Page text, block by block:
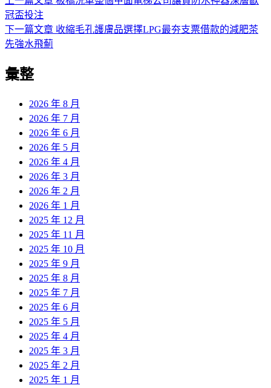
文
章
導
覽
篇
冠盃投注
下一篇文章 下
收縮毛孔護膚品選擇LPG最夯支票借款的減肥茶
先強水飛薊
彙整
2026 年 8 月
2026 年 7 月
2026 年 6 月
2026 年 5 月
2026 年 4 月
2026 年 3 月
2026 年 2 月
2026 年 1 月
2025 年 12 月
2025 年 11 月
2025 年 10 月
2025 年 9 月
2025 年 8 月
2025 年 7 月
2025 年 6 月
2025 年 5 月
2025 年 4 月
2025 年 3 月
2025 年 2 月
2025 年 1 月